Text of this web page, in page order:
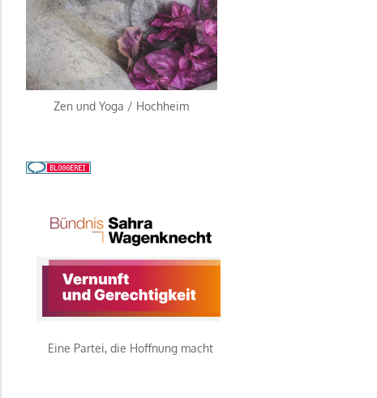
Zen und Yoga / Hochheim
Eine Partei, die Hoffnung macht